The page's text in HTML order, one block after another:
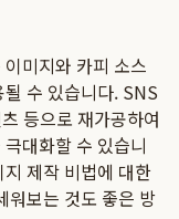
미지와 카피 소스
수 있습니다. SNS
등으로 재가공하여
대화할 수 있습니
제작 비법에 대한
워보는 것도 좋은 방